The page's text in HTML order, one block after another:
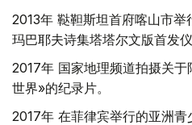
2013年 鞑靼斯坦首府喀山市
玛巴耶夫诗集塔塔尔文版首发仪
2017年 国家地理频道拍摄关
世界»的纪录片。
2017年 在菲律宾举行的亚洲